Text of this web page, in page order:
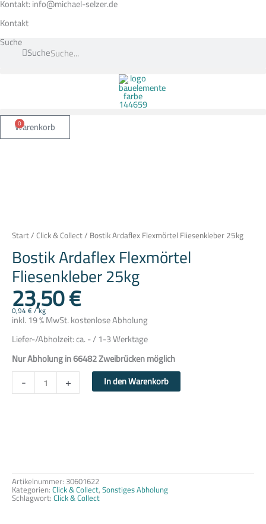
Zum
Inhalt
springen
Kontakt: info@michael-selzer.de
Kontakt
Suche
Suche
0
Warenkorb
Start/Click & Collect/ Bostik Ardaflex Flexmörtel Fliesenkleber 25kg
Bostik Ardaflex Flexmörtel
Fliesenkleber 25kg
23,50€
0,94€/kg
inkl. 19 % MwSt.kostenlose Abholung
Liefer-/Abholzeit:ca. - / 1-3 Werktage
Nur Abholung in 66482 Zweibrücken möglich
- + In den Warenkorb
Artikelnummer: 30601622
Kategorien:Click & Collect,Sonstiges Abholung
Schlagwort:Click & Collect